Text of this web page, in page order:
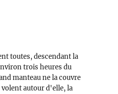
toutes, descendant la
trois heures du
manteau ne la couvre
autour d'elle, la